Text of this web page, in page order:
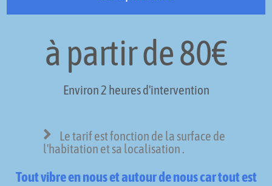
à partir de 80€
Environ 2 heures d'intervention
Le tarif est fonction de la surface de
l'habitation et sa localisation .
Tout vibre en nous et autour de nous car tout est